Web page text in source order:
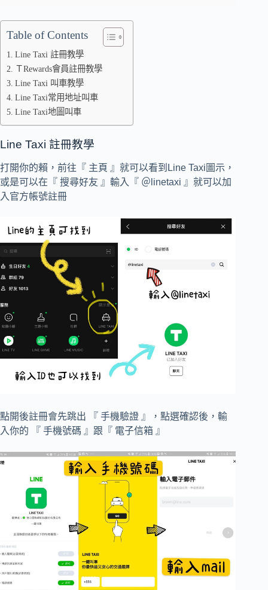
Table of Contents
Line Taxi 註冊教學
ＴRewards會員註冊教學
Line Taxi 叫車教學
Line Taxi常用地址叫車
Line Taxi地圖叫車
Line Taxi 註冊教學
打開你的賴，前往『 主頁 』就可以看到Line Taxi圖示，
或是可以在『 搜尋好友 』輸入『 ＠linetaxi 』就可以加
入官方帳號註冊
點開後註冊會先跳出 『 手機驗證 』，點選確認後，輸
入你的 『 手機號碼 』跟『 電子信箱 』